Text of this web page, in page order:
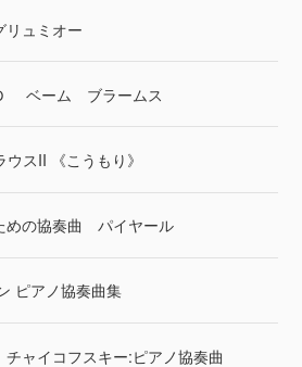
リュミオー
ベーム ブラームス
スII 《こうもり》
めの協奏曲 パイヤール
ピアノ協奏曲集
ャイコフスキー:ピアノ協奏曲